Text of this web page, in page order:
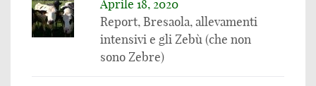
Aprile 18, 2020
Report, Bresaola, allevamenti
intensivi e gli Zebù (che non
sono Zebre)